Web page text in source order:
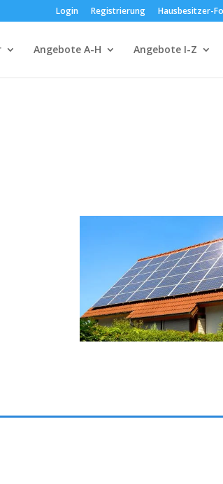
Login Registrierung Hausbesitzer-
Angebote A-H Angebote I-Z